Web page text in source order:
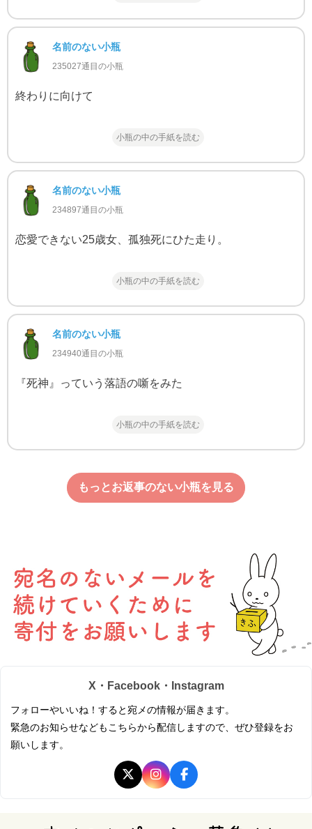
名前のない小瓶
235027通目の小瓶
終わりに向けて
小瓶の中の手紙を読む
名前のない小瓶
234897通目の小瓶
恋愛できない25歳女、孤独死にひた走り。
小瓶の中の手紙を読む
名前のない小瓶
234940通目の小瓶
『死神』っていう落語の噺をみた
小瓶の中の手紙を読む
もっとお返事のない小瓶を見る
X・Facebook・Instagram
フォローやいいね！すると宛メの情報が届きます。
緊急のお知らせなどもこちらから配信しますので、ぜひ登録をお
願いします。